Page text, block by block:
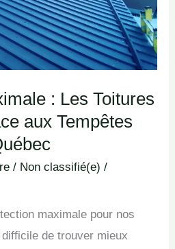
: Les Toitures
aux Tempêtes
/ Non classifié(e) /
maximale pour nos
de trouver mieux